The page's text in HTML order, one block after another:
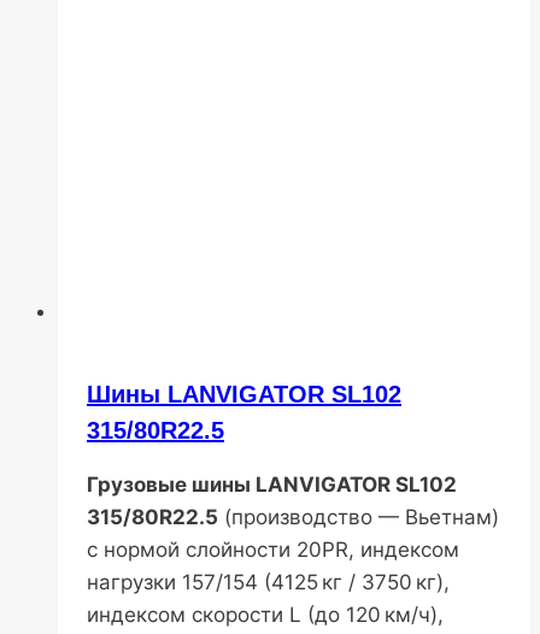
Шины LANVIGATOR SL102
315/80R22.5
Грузовые шины LANVIGATOR SL102
315/80R22.5 (производство — Вьетнам)
с нормой слойности 20PR, индексом
нагрузки 157/154 (4125 кг / 3750 кг),
индексом скорости L (до 120 км/ч),